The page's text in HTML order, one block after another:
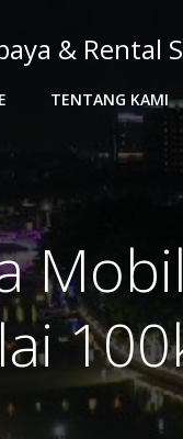
& Rental
TENTANG KAMI